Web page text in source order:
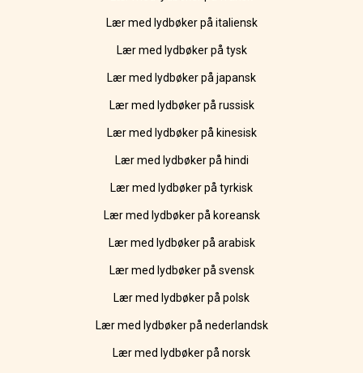
Lær med lydbøker på italiensk
Lær med lydbøker på tysk
Lær med lydbøker på japansk
Lær med lydbøker på russisk
Lær med lydbøker på kinesisk
Lær med lydbøker på hindi
Lær med lydbøker på tyrkisk
Lær med lydbøker på koreansk
Lær med lydbøker på arabisk
Lær med lydbøker på svensk
Lær med lydbøker på polsk
Lær med lydbøker på nederlandsk
Lær med lydbøker på norsk